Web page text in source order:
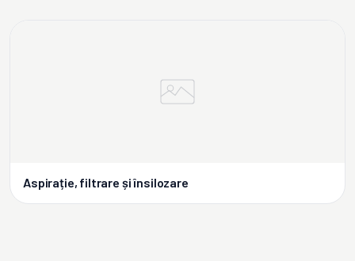
Aspirație, filtrare și însilozare